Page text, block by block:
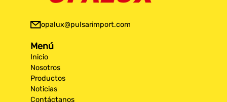
opalux@pulsarimport.com
Menú
Inicio
Nosotros
Productos
Noticias
Contáctanos